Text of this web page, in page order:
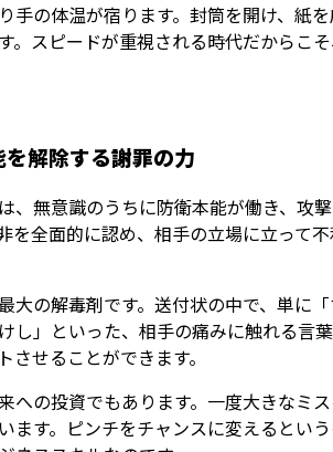
手の体温が宿ります。封筒を開け、紙
。スピードが重視される時代だからこ
解除する謝罪の力
、無意識のうちに防衛本能が働き、攻
を全面的に認め、相手の立場に立って
大の解毒剤です。送付状の中で、単に
し」といった、相手の痛みに触れる言
させることができます。
への投資でもあります。一度大きなミ
ます。ピンチをチャンスに変えるとい